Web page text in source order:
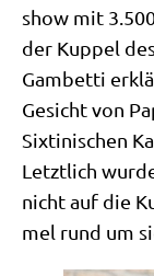
show mit
der Kup­pel
Gam­bet­ti
Gesicht von
Six­ti­ni­schen
Letzt­lich
nicht auf die
mel rund um